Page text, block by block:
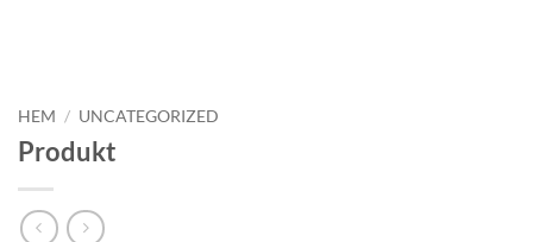
HEM / UNCATEGORIZED
Produkt